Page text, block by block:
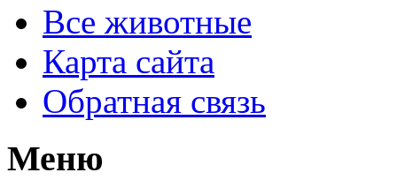
Все животные
Карта сайта
Обратная связь
Меню